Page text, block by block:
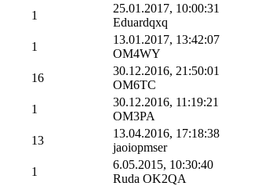
1
25.01.2017, 10:00:31
Eduardqxq
1
13.01.2017, 13:42:07
OM4WY
16
30.12.2016, 21:50:01
OM6TC
1
30.12.2016, 11:19:21
OM3PA
13
13.04.2016, 17:18:38
jaoiopmser
1
6.05.2015, 10:30:40
Ruda OK2QA